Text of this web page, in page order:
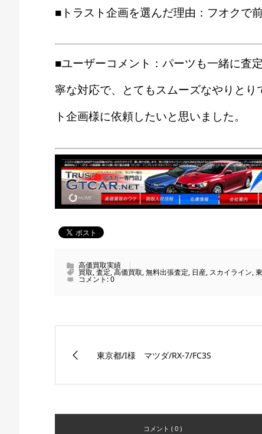
■トラスト企画を選んだ理由：フオクで
■ユーザーコメント：パーツも一緒に査
寧な対応で、とてもスムーズなやりと
ト企画様に依頼したいと思いました。
高価買取実績
買取,査定,高価買取,無料出張査定, 日産, スカイライン,
コメント:0
東京都/I様 マツダ/RX-7/FC3S
コメント ( 0 )